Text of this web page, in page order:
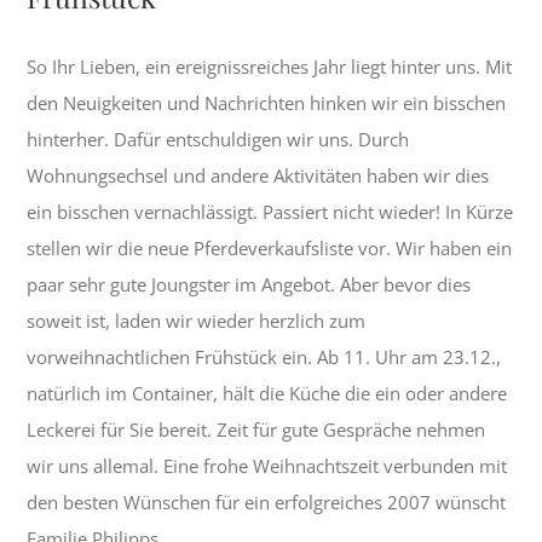
So Ihr Lieben, ein ereignissreiches Jahr liegt hinter uns. Mit
den Neuigkeiten und Nachrichten hinken wir ein bisschen
hinterher. Dafür entschuldigen wir uns. Durch
Wohnungsechsel und andere Aktivitäten haben wir dies
ein bisschen vernachlässigt. Passiert nicht wieder! In Kürze
stellen wir die neue Pferdeverkaufsliste vor. Wir haben ein
paar sehr gute Joungster im Angebot. Aber bevor dies
soweit ist, laden wir wieder herzlich zum
vorweihnachtlichen Frühstück ein. Ab 11. Uhr am 23.12.,
natürlich im Container, hält die Küche die ein oder andere
Leckerei für Sie bereit. Zeit für gute Gespräche nehmen
wir uns allemal. Eine frohe Weihnachtszeit verbunden mit
den besten Wünschen für ein erfolgreiches 2007 wünscht